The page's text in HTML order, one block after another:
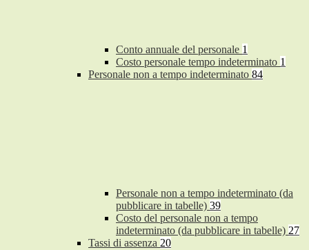
Conto annuale del personale 1
Costo personale tempo indeterminato 1
Personale non a tempo indeterminato 84
Personale non a tempo indeterminato (da
pubblicare in tabelle) 39
Costo del personale non a tempo
indeterminato (da pubblicare in tabelle) 27
Tassi di assenza 20